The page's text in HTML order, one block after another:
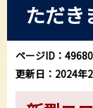
ただき
ページID：
更新日：2024年